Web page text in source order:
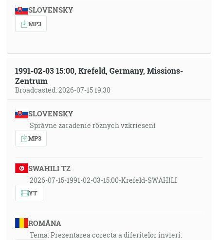
SLOVENSKY
MP3
1991-02-03 15:00, Krefeld, Germany, Missions-
Zentrum
Broadcasted: 2026-07-15 19:30
SLOVENSKY
Správne zaradenie rôznych vzkriesení
MP3
SWAHILI TZ
2026-07-15-1991-02-03-15:00-Krefeld-SWAHILI
YT
ROMÂNA
Tema: Prezentarea corecta a diferitelor invieri.